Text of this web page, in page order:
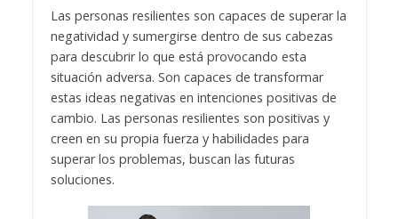
Las personas resilientes son capaces de superar la
negatividad y sumergirse dentro de sus cabezas
para descubrir lo que está provocando esta
situación adversa. Son capaces de transformar
estas ideas negativas en intenciones positivas de
cambio. Las personas resilientes son positivas y
creen en su propia fuerza y habilidades para
superar los problemas, buscan las futuras
soluciones.